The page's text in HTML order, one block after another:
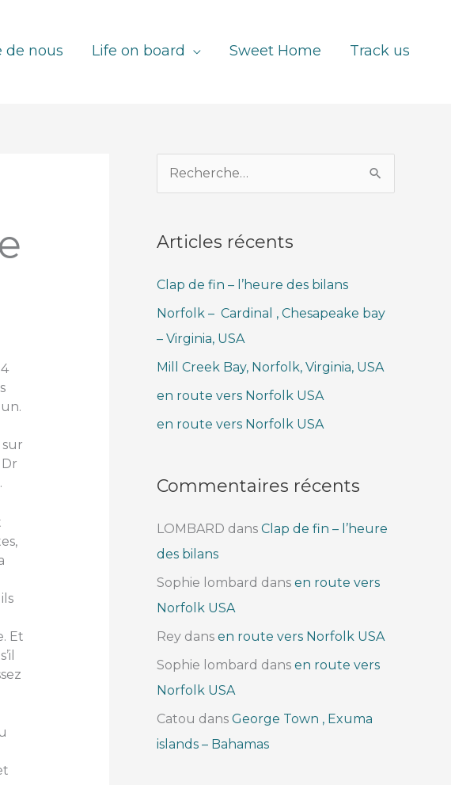
de nous Life on board Sweet Home Track us
Et
e
h
r
c
h
e
r
Articles récents
Clap de fin – l’heure des bilans
Norfolk – Cardinal , Chesapeake bay
– Virginia, USA
Mill Creek Bay, Norfolk, Virginia, USA
en route vers Norfolk USA
en route vers Norfolk USA
Commentaires récents
LOMBARD dansClap de fin – l’heure
des bilans
Sophie lombard dansen route vers
Norfolk USA
Rey dansen route vers Norfolk USA
Sophie lombard dansen route vers
Norfolk USA
Catou dansGeorge Town , Exuma
islands – Bahamas